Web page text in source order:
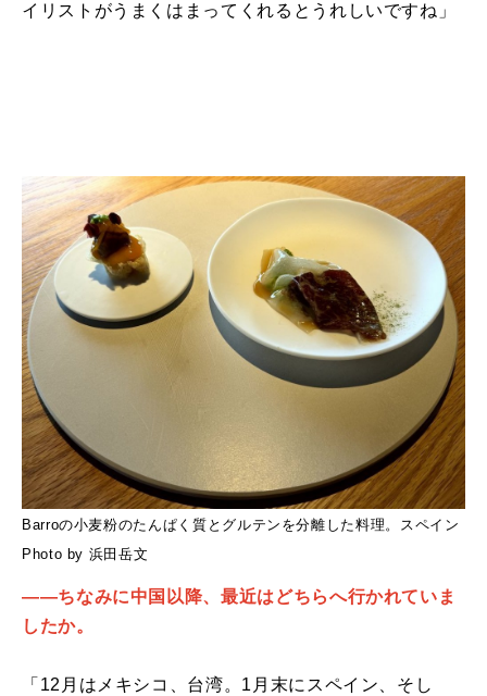
イリストがうまくはまってくれるとうれしいですね」
Barroの小麦粉のたんぱく質とグルテンを分離した料理。スペイン
Photo by 浜田岳文
――ちなみに中国以降、最近はどちらへ行かれていま
したか。
「12月はメキシコ、台湾。1月末にスペイン、そし